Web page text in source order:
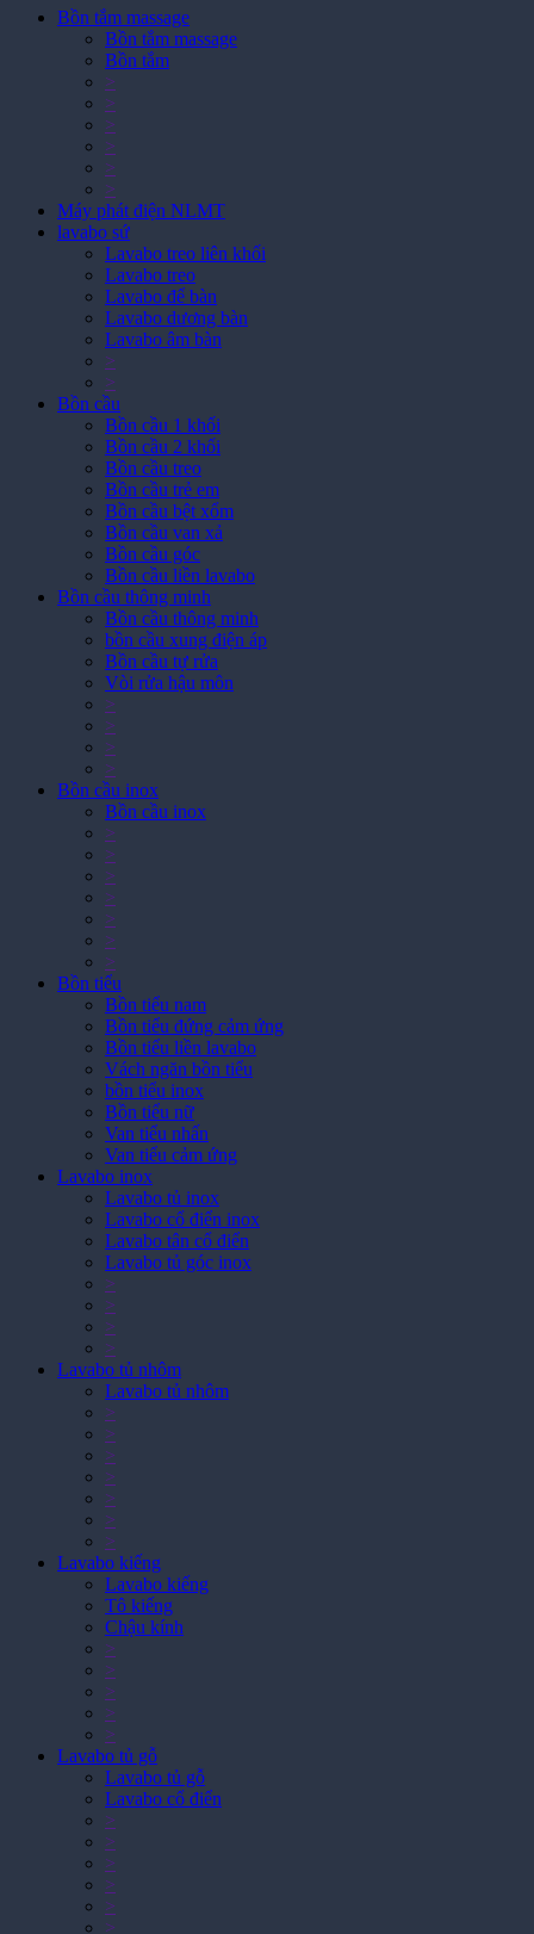
Bồn tắm massage
Bồn tắm
>
>
>
>
>
>
Máy phát điện NLMT
lavabo sứ
Lavabo treo liên khối
Lavabo treo
Lavabo để bàn
Lavabo dương bàn
Lavabo âm bàn
>
>
Bồn cầu
Bồn cầu 1 khối
Bồn cầu 2 khối
Bồn cầu treo
Bồn cầu trẻ em
Bồn cầu bệt xổm
Bồn cầu van xả
Bồn cầu góc
Bồn cầu liền lavabo
Bồn cầu thông minh
Bồn cầu thông minh
bồn cầu xung điện áp
Bồn cầu tự rửa
Vòi rửa hậu môn
>
>
>
>
Bồn cầu inox
Bồn cầu inox
>
>
>
>
>
>
>
Bồn tiểu
Bồn tiểu nam
Bồn tiểu đứng cảm ứng
Bồn tiểu liền lavabo
Vách ngăn bồn tiểu
bồn tiểu inox
Bồn tiểu nữ
Van tiểu nhấn
Van tiểu cảm ứng
Lavabo inox
Lavabo tủ inox
Lavabo cổ điển inox
Lavabo tân cổ điển
Lavabo tủ góc inox
>
>
>
>
Lavabo tủ nhôm
Lavabo tủ nhôm
>
>
>
>
>
>
>
Lavabo kiếng
Lavabo kiếng
Tô kiếng
Chậu kính
>
>
>
>
>
Lavabo tủ gỗ
Lavabo tủ gỗ
Lavabo cổ điển
>
>
>
>
>
>
Vòi nước, vòi sen